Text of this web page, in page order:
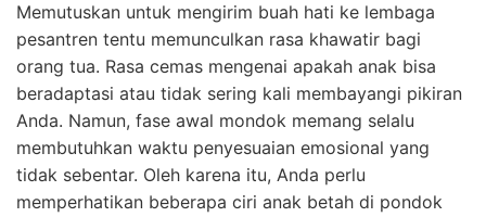
Memutuskan untuk mengirim buah hati ke lembaga
pesantren tentu memunculkan rasa khawatir bagi
orang tua. Rasa cemas mengenai apakah anak bisa
beradaptasi atau tidak sering kali membayangi pikiran
Anda. Namun, fase awal mondok memang selalu
membutuhkan waktu penyesuaian emosional yang
tidak sebentar. Oleh karena itu, Anda perlu
memperhatikan beberapa ciri anak betah di pondok